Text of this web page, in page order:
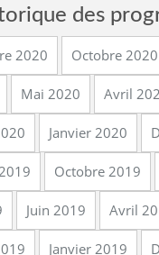
des
2020 Octobre 2020
Mai 2020 Avril
Janvier 2020
Octobre 2019
Juin 2019 Avril
Janvier 2019